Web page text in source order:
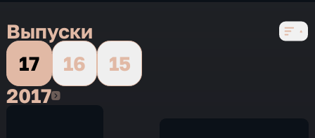
Выпуски
17
16
15
20172017